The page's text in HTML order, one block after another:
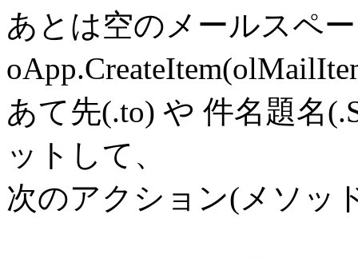
あとは空のメールスペ
あて先(.to) や 件名題名
ットして、
次のアクション(メソッ